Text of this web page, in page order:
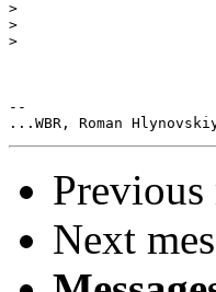
>
>
>
--
Previous
Next